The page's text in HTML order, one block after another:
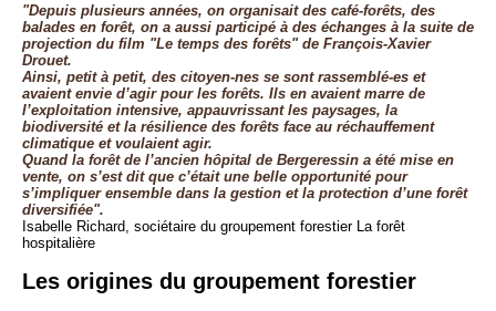
"Depuis plusieurs années, on organisait des café-forêts, des
balades en forêt, on a aussi participé à des échanges à la suite de
projection du film "Le temps des forêts" de François-Xavier
Drouet.
Ainsi, petit à petit, des citoyen-nes se sont rassemblé-es et
avaient envie d’agir pour les forêts. Ils en avaient marre de
l’exploitation intensive, appauvrissant les paysages, la
biodiversité et la résilience des forêts face au réchauffement
climatique et voulaient agir.
Quand la forêt de l’ancien hôpital de Bergeressin a été mise en
vente, on s’est dit que c’était une belle opportunité pour
s’impliquer ensemble dans la gestion et la protection d’une forêt
diversifiée".
Isabelle Richard, sociétaire du groupement forestier La forêt
hospitalière
Les origines du groupement forestier